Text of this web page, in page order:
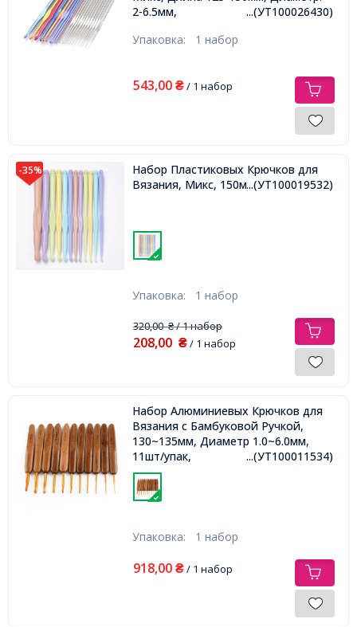
2-6.5мм,
...(УТ100026430)
Упаковка: 1 набор
543,00 ₴/ 1 набор
-35%
Набор Пластиковых Крючков для
Вязания, Микс, 150мм, 12шт/упак,
...(УТ100019532)
Упаковка: 1 набор
320,00₴/ 1 набор
208,00 ₴/ 1 набор
Набор Алюминиевых Крючков для
Вязания с Бамбуковой Ручкой,
130~135мм, Диаметр 1.0~6.0мм,
11шт/упак,
...(УТ100011534)
Упаковка: 1 набор
918,00 ₴/ 1 набор